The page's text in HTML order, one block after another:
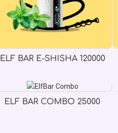
ELF BAR E-SHISHA 120000
ELF BAR COMBO 25000